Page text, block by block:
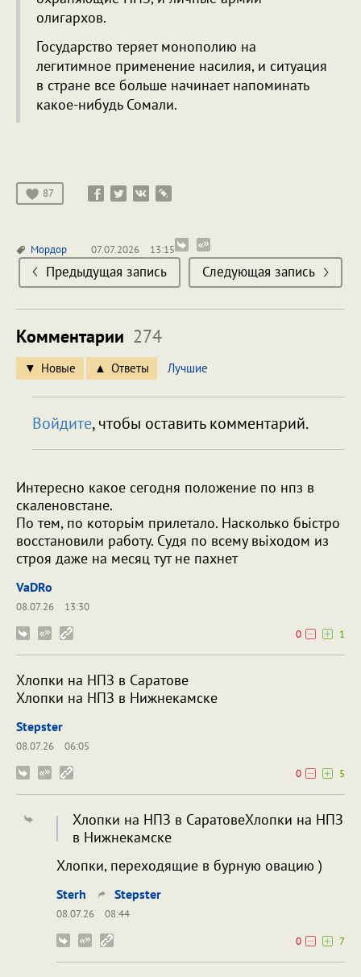
олигархов.
Государство теряет монополию на
легитимное применение насилия, и ситуация
в стране все больше начинает напоминать
какое-нибудь Сомали.
87
Мордор 07.07.2026 13:15
Предыдущая запись Следующая запись
Комментарии 274
Новые Ответы Лучшие
Войдите, чтобы оставить комментарий.
Интересно какое сегодня положение по нпз в
скаленовстане.
По тем, по которьім прилетало. Насколько бьістро
восстановили работу. Судя по всему вьіходом из
строя даже на месяц тут не пахнет
VaDRo
08.07.26
13:30
0
1
Хлопки на НПЗ в Саратове
Хлопки на НПЗ в Нижнекамске
Stepster
08.07.26
06:05
0
5
Хлопки на НПЗ в СаратовеХлопки на НПЗ
в Нижнекамске
Хлопки, переходящие в бурную овацию )
Sterh Stepster
08.07.26
08:44
0
7